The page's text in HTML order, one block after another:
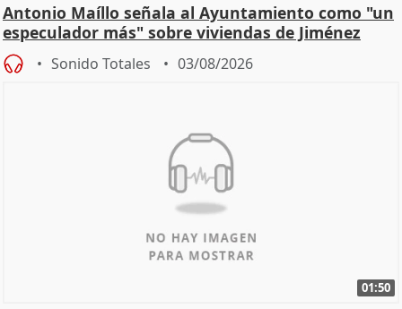
Antonio Maíllo señala al Ayuntamiento como "un
especulador más" sobre viviendas de Jiménez
Becerril
Sonido Totales 03/08/2026
01:50